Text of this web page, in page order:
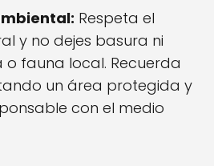
Respeta el
y no dejes basura ni
fauna local. Recuerda
un área protegida y
con el medio